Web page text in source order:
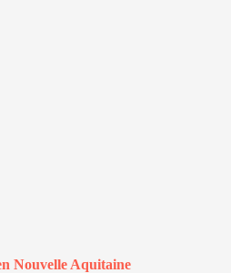
Nouvelle Aquitaine